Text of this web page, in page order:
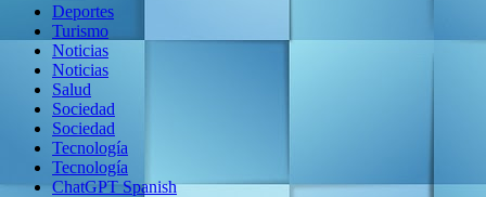
Deportes
Turismo
Noticias
Noticias
Salud
Sociedad
Sociedad
Tecnología
Tecnología
ChatGPT Spanish